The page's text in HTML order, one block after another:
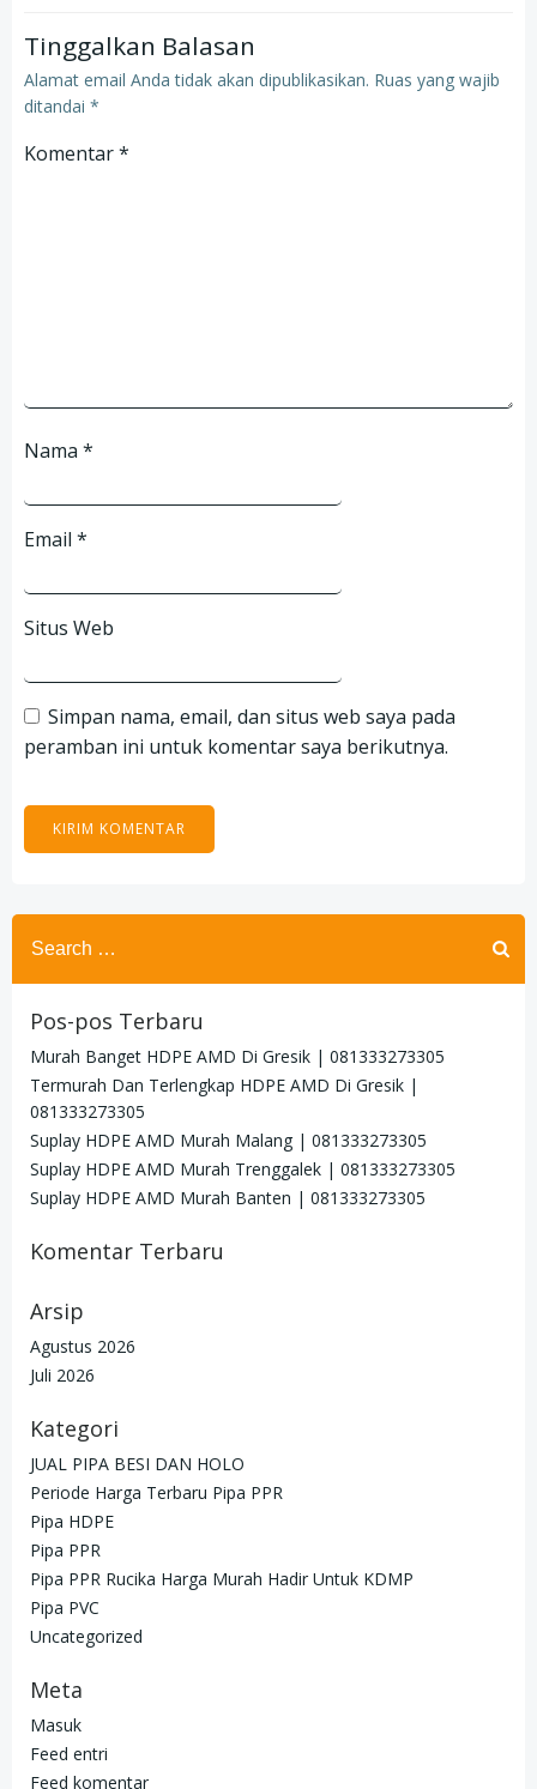
Tinggalkan Balasan
Alamat email Anda tidak akan dipublikasikan. Ruas yang wajib
ditandai *
Komentar*
Nama *
Email *
Situs Web
Simpan nama, email, dan situs web saya pada
peramban ini untuk komentar saya berikutnya.
Search
for:
Pos-pos Terbaru
Murah Banget HDPE AMD Di Gresik | 081333273305
Termurah Dan Terlengkap HDPE AMD Di Gresik |
081333273305
Suplay HDPE AMD Murah Malang | 081333273305
Suplay HDPE AMD Murah Trenggalek | 081333273305
Suplay HDPE AMD Murah Banten | 081333273305
Komentar Terbaru
Arsip
Agustus 2026
Juli 2026
Kategori
JUAL PIPA BESI DAN HOLO
Periode Harga Terbaru Pipa PPR
Pipa HDPE
Pipa PPR
Pipa PPR Rucika Harga Murah Hadir Untuk KDMP
Pipa PVC
Uncategorized
Meta
Masuk
Feed entri
Feed komentar